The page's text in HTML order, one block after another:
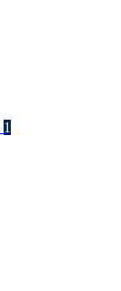
1